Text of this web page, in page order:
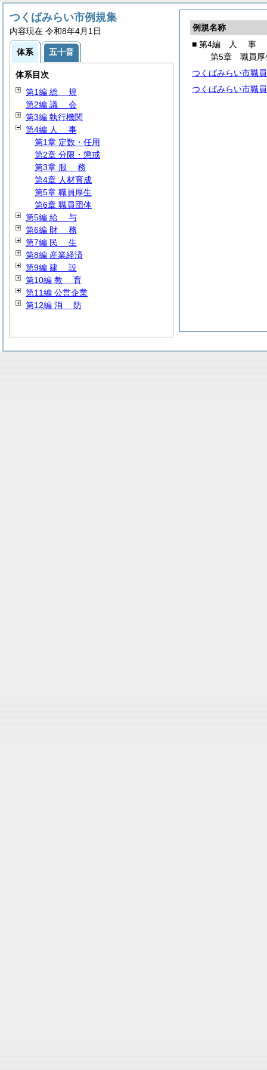
例規名称
■ 第4編
人 事
第5章 職員厚
つくばみらい市職
つくばみらい市職
つくばみらい市例規集
内容現在 令和8年4月1日
体系 五十音
体系目次
第1編 総 規
第2編 議 会
第3編 執行機関
第4編 人 事
第1章 定数・任用
第2章 分限・懲戒
第3章 服 務
第4章 人材育成
第5章 職員厚生
第6章 職員団体
第5編 給 与
第6編 財 務
第7編 民 生
第8編 産業経済
第9編 建 設
第10編 教 育
第11編 公営企業
第12編 消 防